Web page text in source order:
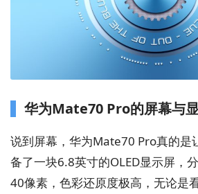
华为Mate70 Pro的屏幕与
说到屏幕，华为Mate70 Pro真的是
备了一块6.8英寸的OLED显示屏，
40像素，色彩还原度极高，无论是